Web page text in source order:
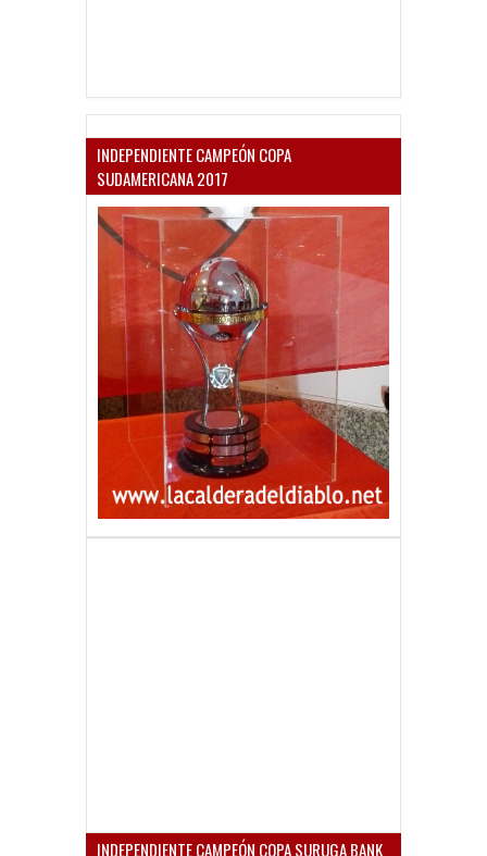
INDEPENDIENTE CAMPEÓN COPA
SUDAMERICANA 2017
INDEPENDIENTE CAMPEÓN COPA SURUGA BANK